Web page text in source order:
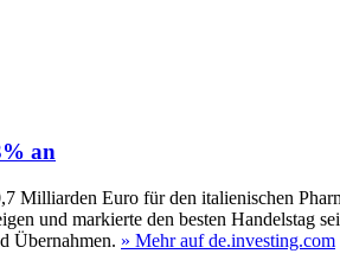
an
Milliarden Euro für den italienischen
und markierte den besten Handelstag
Übernahmen. » Mehr auf de.investing.com